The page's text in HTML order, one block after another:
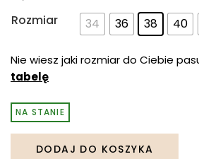
469,00
Rozmiar 34 36 38 40
Nie wiesz jaki rozmiar do Ciebie
tabelę
NA STANIE
DODAJ DO KOSZYKA